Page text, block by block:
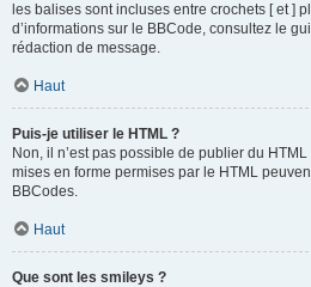
les balises sont incluses entre crochets [ et ]
d’informations sur le BBCode, consultez le
rédaction de message.
Haut
Puis-je utiliser le HTML ?
Non, il n’est pas possible de publier du
mises en forme permises par le HTML
BBCodes.
Haut
Que sont les smileys ?